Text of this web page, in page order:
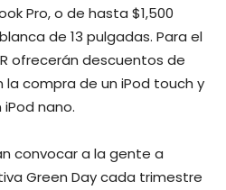
Pro, o de hasta $1,500
de 13 pulgadas. Para el
ofrecerán descuentos de
compra de un iPod touch y
nano.
convocar a la gente a
Green Day cada trimestre